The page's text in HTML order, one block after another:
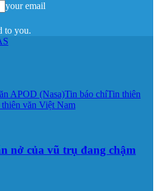
your email
to you.
APOD (Nasa)Tin báo chíTin thiên
văn Việt Nam
nở của vũ trụ đang chậm